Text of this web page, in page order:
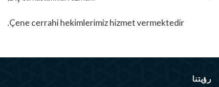
Çene cerrahi hekimlerimiz hizmet vermektedir.
رؤيتنا